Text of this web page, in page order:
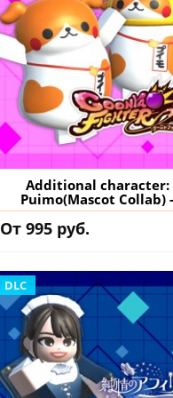
Additional character:
Puimo(Mascot Collab) -
GoonyaFighter
JigglyHapticEdition PS5
(Турция) купить
От 995 руб.
DLC